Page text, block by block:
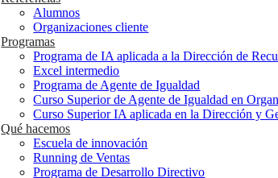
Alumnos
Organizaciones cliente
Programas
Programa de IA aplicada a la Dirección de
Excel intermedio
Programa de Agente de Igualdad
Curso Superior de Agente de Igualdad en
Curso Superior IA aplicada en la Dirección y
Qué hacemos
Escuela de innovación
Running de Ventas
Programa de Desarrollo Directivo